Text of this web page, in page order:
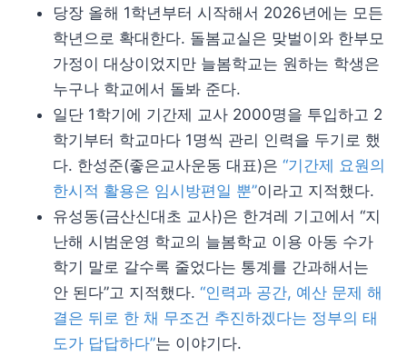
당장 올해 1학년부터 시작해서 2026년에는 모든
학년으로 확대한다. 돌봄교실은 맞벌이와 한부모
가정이 대상이었지만 늘봄학교는 원하는 학생은
누구나 학교에서 돌봐 준다.
일단 1학기에 기간제 교사 2000명을 투입하고 2
학기부터 학교마다 1명씩 관리 인력을 두기로 했
다. 한성준(좋은교사운동 대표)은 “기간제 요원의
한시적 활용은 임시방편일 뿐”이라고 지적했다.
유성동(금산신대초 교사)은 한겨레 기고에서 “지
난해 시범운영 학교의 늘봄학교 이용 아동 수가
학기 말로 갈수록 줄었다는 통계를 간과해서는
안 된다”고 지적했다. “인력과 공간, 예산 문제 해
결은 뒤로 한 채 무조건 추진하겠다는 정부의 태
도가 답답하다”는 이야기다.